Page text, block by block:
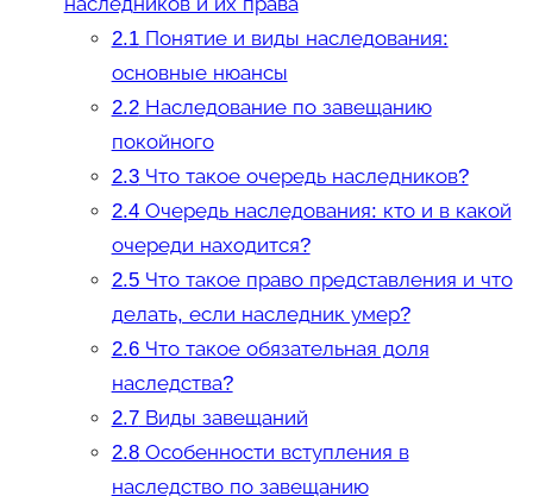
наследников и их права
2.1Понятие и виды наследования:
основные нюансы
2.2Наследование по завещанию
покойного
2.3Что такое очередь наследников?
2.4Очередь наследования: кто и в какой
очереди находится?
2.5Что такое право представления и что
делать, если наследник умер?
2.6Что такое обязательная доля
наследства?
2.7Виды завещаний
2.8Особенности вступления в
наследство по завещанию